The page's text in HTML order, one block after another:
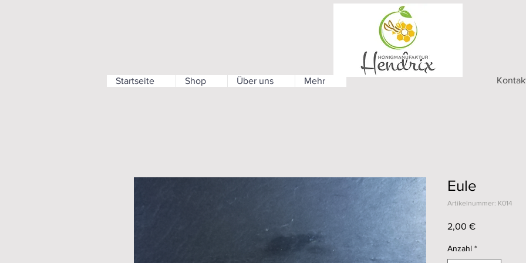
Startseite Shop Über uns Mehr
Eule
Artikelnummer: K014
2,00 €Preis
Anzahl *